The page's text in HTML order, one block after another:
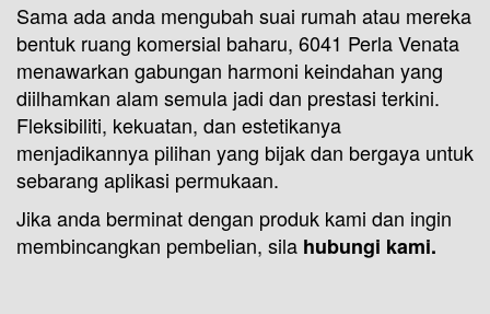
Sama ada anda mengubah suai rumah atau mereka
bentuk ruang komersial baharu, 6041 Perla Venata
menawarkan gabungan harmoni keindahan yang
diilhamkan alam semula jadi dan prestasi terkini.
Fleksibiliti, kekuatan, dan estetikanya
menjadikannya pilihan yang bijak dan bergaya untuk
sebarang aplikasi permukaan.
Jika anda berminat dengan produk kami dan ingin
membincangkan pembelian, sila hubungi kami.